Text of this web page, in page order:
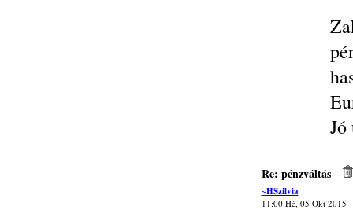
Jó
Re: pénzváltás
~HSzilvia
11:00 Hé, 05 Okt 2015